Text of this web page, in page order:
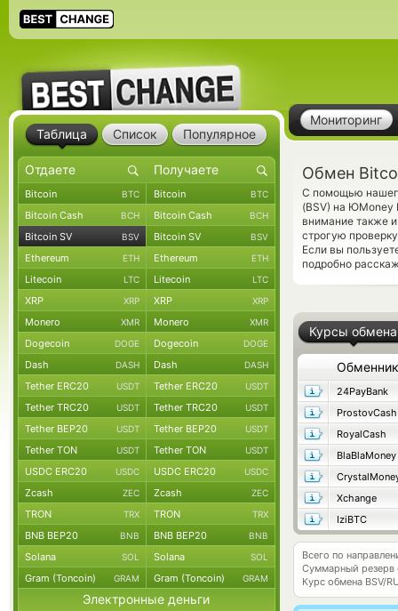
Мониторинг
Обмен
С помощью
(BSV) на ЮMoney
внимание также
строгую
Если вы
подробно
Курсы обмена
Обменник
24PayBank
ProstovCash
RoyalCash
BlaBlaMoney
Xchange
IziBTC
Всего по
Суммарный резерв
Курс обмена BSV/
Таблица Список Популярное
Bitcoin BTC Bitcoin BTC
Bitcoin Cash BCH Bitcoin Cash BCH
Bitcoin SV BSV Bitcoin SV BSV
Ethereum ETH Ethereum ETH
Litecoin LTC Litecoin LTC
XRP XRP XRP XRP
Monero XMR Monero XMR
Dogecoin DOGE Dogecoin DOGE
Dash DASH Dash DASH
Tether ERC20 USDT Tether ERC20 USDT
Tether TRC20 USDT Tether TRC20 USDT
Tether BEP20 USDT Tether BEP20 USDT
Tether TON USDT Tether TON USDT
USDC ERC20 USDC USDC ERC20 USDC
Zcash ZEC Zcash ZEC
TRON TRX TRON TRX
BNB BEP20 BNB BNB BEP20 BNB
Solana SOL Solana SOL
Gram (Toncoin) GRAM Gram (Toncoin) GRAM
Электронные деньги